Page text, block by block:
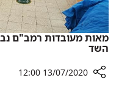
מאות מעובדות רמב"ם
השד
13/07/2020 12:00